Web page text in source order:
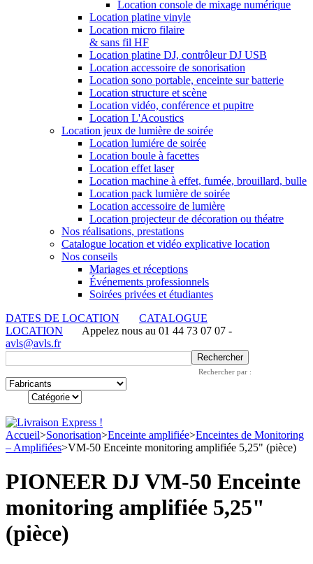
Location console de mixage numérique
Location platine vinyle
Location micro filaire
& sans fil HF
Location platine DJ, contrôleur DJ USB
Location accessoire de sonorisation
Location sono portable, enceinte sur batterie
Location structure et scène
Location vidéo, conférence et pupitre
Location L'Acoustics
Location jeux de lumière de soirée
Location lumiére de soirée
Location boule à facettes
Location effet laser
Location machine à effet, fumée, brouillard, bulle
Location pack lumière de soirée
Location accessoire de lumière
Location projecteur de décoration ou théatre
Nos réalisations, prestations
Catalogue location et vidéo explicative location
Nos conseils
Mariages et réceptions
Événements professionnels
Soirées privées et étudiantes
DATES DE LOCATION
CATALOGUE
LOCATION Appelez nous au 01 44 73 07 07 -
avls@avls.fr
Rechercher par :
Accueil>Sonorisation>Enceinte amplifiée>Enceintes de Monitoring
– Amplifiées>VM-50 Enceinte monitoring amplifiée 5,25" (pièce)
PIONEER DJ VM-50 Enceinte
monitoring amplifiée 5,25"
(pièce)